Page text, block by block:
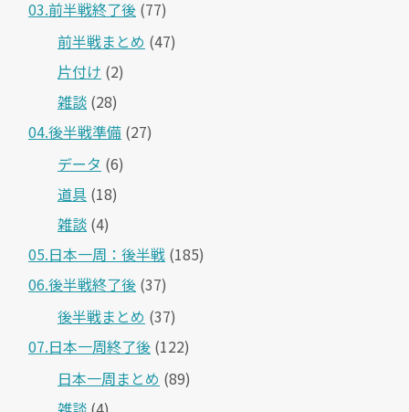
03.前半戦終了後 (77)
前半戦まとめ (47)
片付け (2)
雑談 (28)
04.後半戦準備 (27)
データ (6)
道具 (18)
雑談 (4)
05.日本一周：後半戦 (185)
06.後半戦終了後 (37)
後半戦まとめ (37)
07.日本一周終了後 (122)
日本一周まとめ (89)